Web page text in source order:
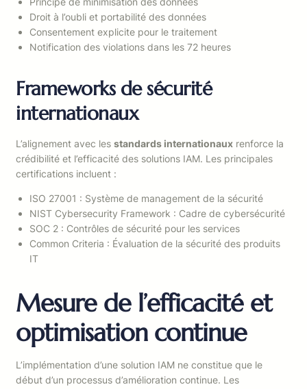
Droit à l’oubli et portabilité des données
Consentement explicite pour le traitement
Notification des violations dans les 72 heures
Frameworks de sécurité
internationaux
L’alignement avec les standards internationaux renforce la
crédibilité et l’efficacité des solutions IAM. Les principales
certifications incluent :
ISO 27001 : Système de management de la sécurité
NIST Cybersecurity Framework : Cadre de cybersécurité
SOC 2 : Contrôles de sécurité pour les services
Common Criteria : Évaluation de la sécurité des produits
IT
Mesure de l’efficacité et
optimisation continue
L’implémentation d’une solution IAM ne constitue que le
début d’un processus d’amélioration continue. Les